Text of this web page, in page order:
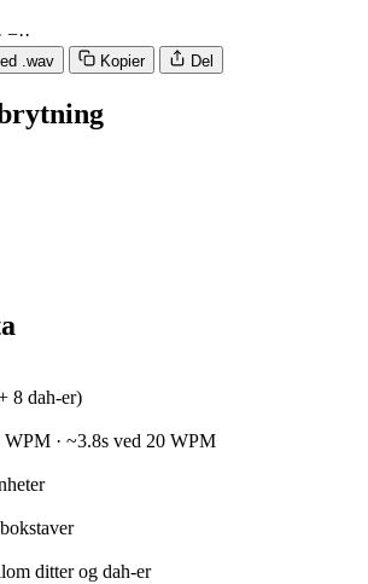
−··
.wav Kopier Del
8 dah-er)
WPM · ~3.8s ved 20 WPM
ditter og dah-er